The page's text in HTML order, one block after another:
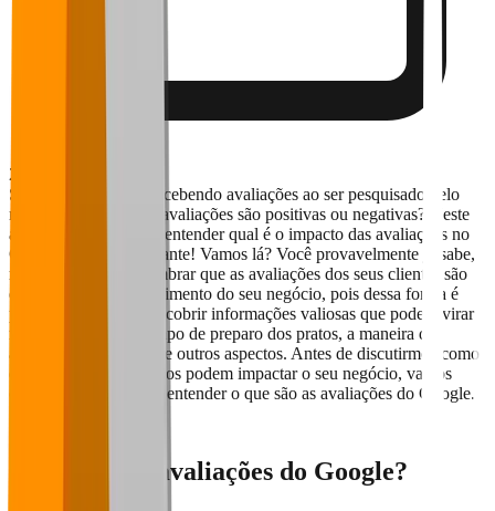
29 de abril de 2024
Seu restaurante está recebendo avaliações ao ser pesquisado pelo
nome no Google? As avaliações são positivas ou negativas? Neste
artigo do blog, vamos entender qual é o impacto das avaliações no
Google do seu restaurante! Vamos lá? Você provavelmente já sabe,
mas é sempre bom lembrar que as avaliações dos seus clientes são
essenciais para o crescimento do seu negócio, pois dessa forma é
possível ouvi-los e descobrir informações valiosas que podem virar
melhorias, como o tempo de preparo dos pratos, a maneira de
atender os cliente, entre outros aspectos. Antes de discutirmos como
esses feedbacks públicos podem impactar o seu negócio, vamos
começar pelo básico e entender o que são as avaliações do Google.
O que são as avaliações do Google?